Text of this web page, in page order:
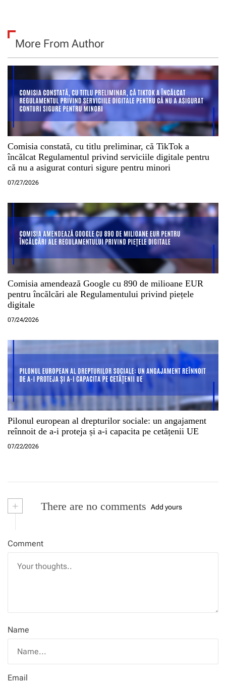
More From Author
Comisia constată, cu titlu preliminar, că TikTok a
încălcat Regulamentul privind serviciile digitale pentru
că nu a asigurat conturi sigure pentru minori
07/27/2026
Comisia amendează Google cu 890 de milioane EUR
pentru încălcări ale Regulamentului privind piețele
digitale
07/24/2026
Pilonul european al drepturilor sociale: un angajament
reînnoit de a-i proteja și a-i capacita pe cetățenii UE
07/22/2026
+ There are no comments Add yours
Comment
Name
Email